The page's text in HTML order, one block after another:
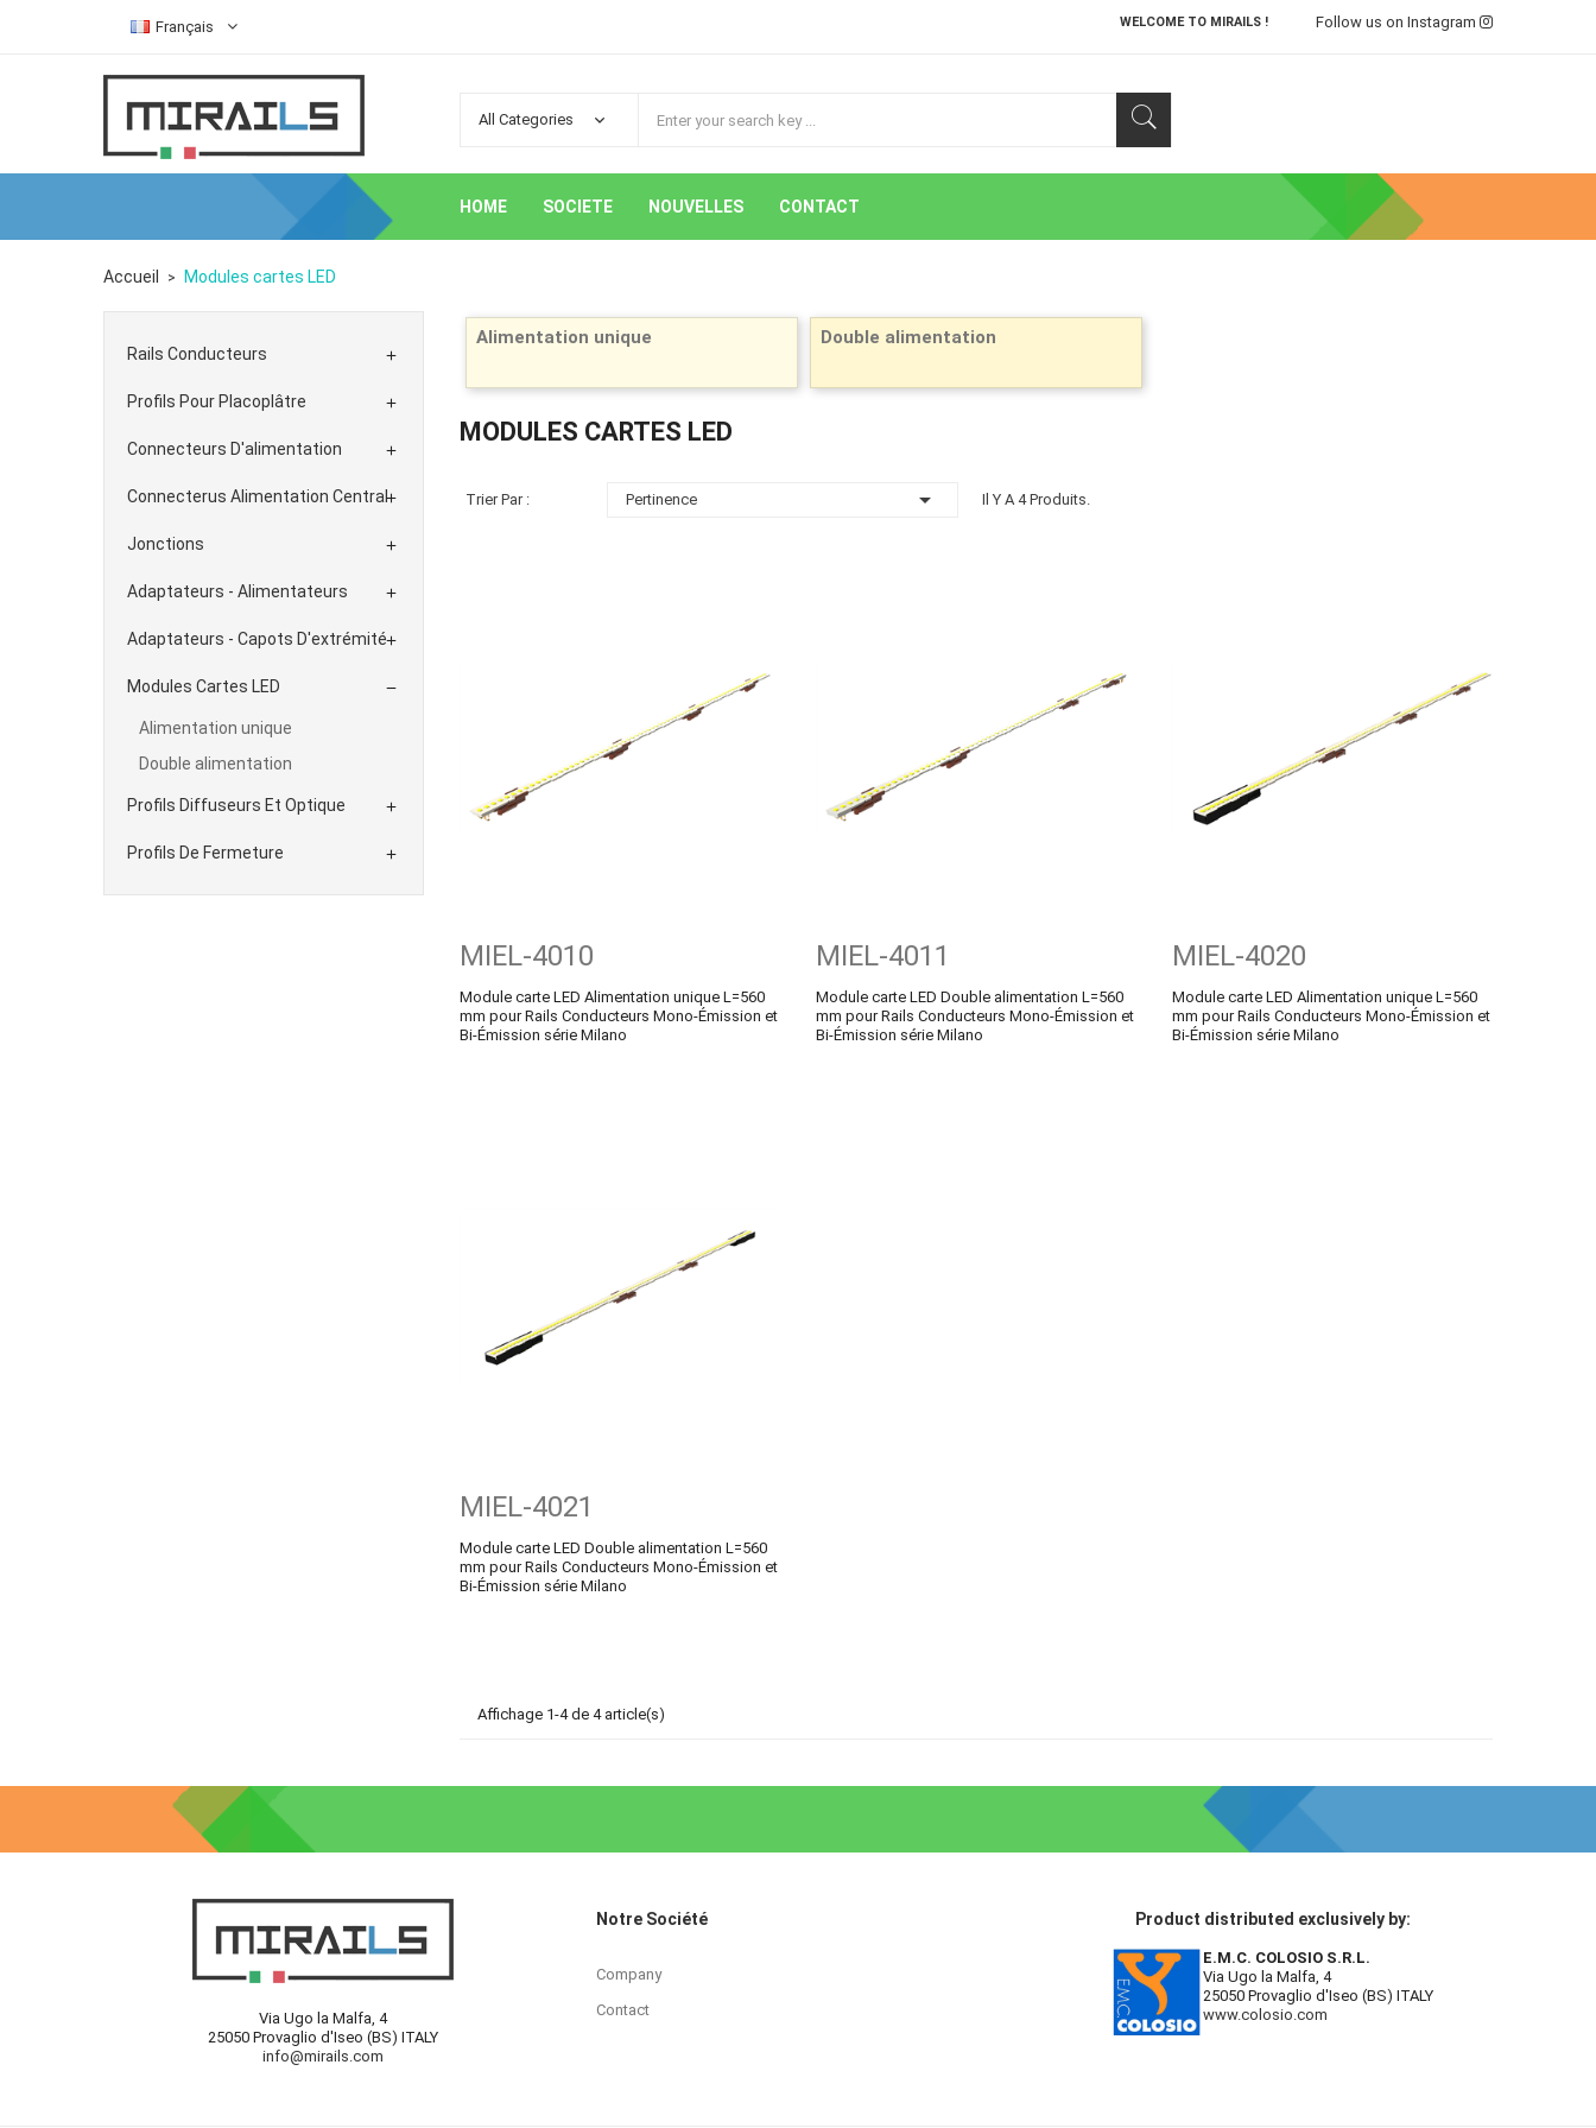
WELCOME TO MIRAILS ! Follow us on Instagram
Français
HOME SOCIETE NOUVELLES CONTACT
Accueil Modules cartes LED
Rails Conducteurs 
Profils Pour Placoplâtre 
Connecteurs D'alimentation 
Connecterus Alimentation Central
Jonctions 
Adaptateurs - Alimentateurs 
Adaptateurs - Capots D'extrémité
Modules Cartes LED 
Alimentation unique
Double alimentation
Profils Diffuseurs Et Optique 
Profils De Fermeture 
Alimentation unique Double alimentation
MODULES CARTES LED
Trier Par : Pertinence  Il Y A 4 Produits.
MIEL-4010
Module carte LED Alimentation unique L=560
mm pour Rails Conducteurs Mono-Émission et
Bi-Émission série Milano
MIEL-4011
Module carte LED Double alimentation L=560
mm pour Rails Conducteurs Mono-Émission et
Bi-Émission série Milano
MIEL-4020
Module carte LED Alimentation unique L=560
mm pour Rails Conducteurs Mono-Émission et
Bi-Émission série Milano
MIEL-4021
Module carte LED Double alimentation L=560
mm pour Rails Conducteurs Mono-Émission et
Bi-Émission série Milano
Affichage 1-4 de 4 article(s)
Via Ugo la Malfa, 4
25050 Provaglio d'Iseo (BS) ITALY
info@mirails.com
Notre Société
Company
Contact
Product distributed exclusively by:
E.M.C. COLOSIO S.R.L.
Via Ugo la Malfa, 4
25050 Provaglio d'Iseo (BS) ITALY
www.colosio.com